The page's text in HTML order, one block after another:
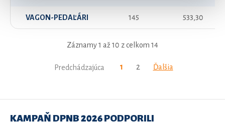
VAGON-PEDAĽÁRI 145 533,30
Záznamy 1 až 10 z celkom 14
Predchádzajúca 1 2 Ďalšia
KAMPAŇ DPNB 2026 PODPORILI